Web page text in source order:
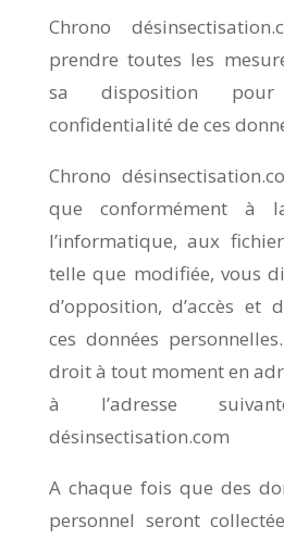
Chrono
prendre toutes les
sa disposition
confidentialité de ces
Chrono
que conformément à
l’informatique, aux
telle que modifiée, vous
d’opposition, d’accès et
ces données
droit à tout moment en
à l’adresse
désinsectisation.com
A chaque fois que des
personnel seront